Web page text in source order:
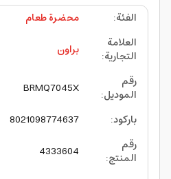
الفئة:
محضرة طعام
العلامة
التجارية:
براون
رقم
الموديل:
BRMQ7045X
باركود:
8021098774637
رقم
المنتج:
4333604